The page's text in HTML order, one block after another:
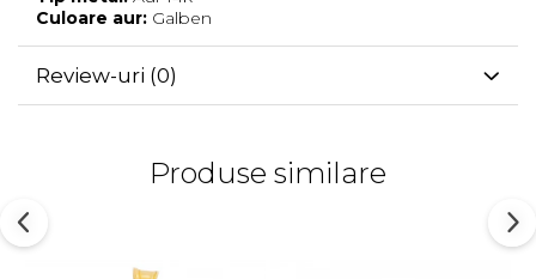
Culoare aur: Galben
Review-uri (0)
Produse similare